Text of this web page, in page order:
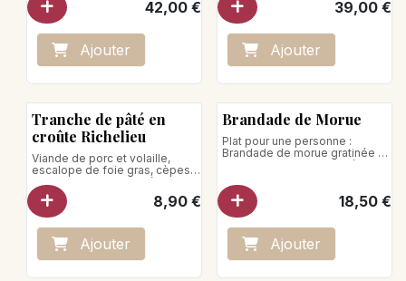
42,00€
Ajouter
vendues par multiple de 4
39,00€
Ajouter
Tranche de pâté en
croûte Richelieu
Viande de porc et volaille,
escalope de foie gras, cèpes,
garniture aromatique, épices,
gelée au Porto, pistache8,90€
Ajouter
Brandade de Morue
Plat pour une personne :
Brandade de morue gratinée au
parmesan, sauce velouté de
Conditionné sous atmosphère
protectrice.
Micro-onde : percer le film,
placer la barquette sur une
assiette, 4 min à 800 watts
18,50€
Ajouter